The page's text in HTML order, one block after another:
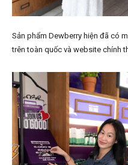
Sản phẩm Dewberry hiện đã có
trên toàn quốc và website chính